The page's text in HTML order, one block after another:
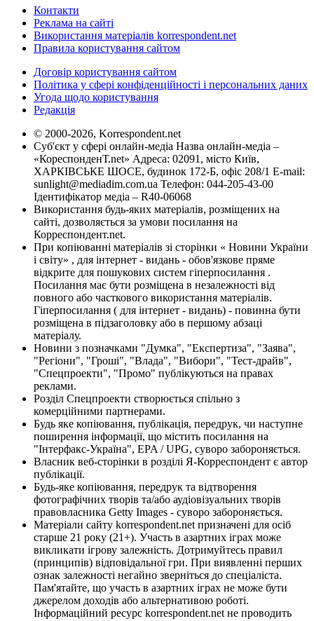
Контакти
Реклама на сайті
Використання матеріалів korrespondent.net
Правила користування сайтом
Договір користування сайтом
Політика у сфері конфіденційності і персональних даних
Угода щодо користування
Редакція
© 2000-2026, Korrespondent.net
Суб'єкт у сфері онлайн-медіа Назва онлайн-медіа –
«КореспонденТ.net» Адреса: 02091, місто Київ,
ХАРКІВСЬКЕ ШОСЕ, будинок 172-Б, офіс 208/1 E-mail:
sunlight@mediadim.com.ua Телефон: 044-205-43-00
Ідентифікатор медіа – R40-06068
Використання будь-яких матеріалів, розміщених на
сайті, дозволяється за умови посилання на
Корреспондент.net.
При копіюванні матеріалів зі сторінки « Новини України
і світу» , для інтернет - видань - обов'язкове пряме
відкрите для пошукових систем гіперпосилання .
Посилання має бути розміщена в незалежності від
повного або часткового використання матеріалів.
Гіперпосилання ( для інтернет - видань) - повинна бути
розміщена в підзаголовку або в першому абзаці
матеріалу.
Новини з позначками "Думка", "Експертиза", "Заява",
"Регіони", "Гроші", "Влада", "Вибори", "Тест-драйв",
"Спецпроекти", "Промо" публікуються на правах
реклами.
Розділ Спецпроекти створюється спільно з
комерційними партнерами.
Будь яке копіювання, публікація, передрук, чи наступне
поширення інформації, що містить посилання на
"Інтерфакс-Україна", EPA / UPG, суворо забороняється.
Власник веб-сторінки в розділі Я-Корреспондент є автор
публікації.
Будь-яке копіювання, передрук та відтворення
фотографічних творів та/або аудіовізуальних творів
правовласника Getty Images - суворо забороняється.
Матеріали сайту korrespondent.net призначені для осіб
старше 21 року (21+). Участь в азартних іграх може
викликати ігрову залежність. Дотримуйтесь правил
(принципів) відповідальної гри. При виявленні перших
ознак залежності негайно зверніться до спеціаліста.
Пам'ятайте, що участь в азартних іграх не може бути
джерелом доходів або альтернативою роботі.
Інформаційний ресурс korrespondent.net не проводить